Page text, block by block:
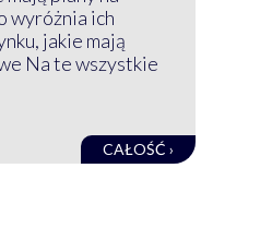
wyróżnia ich
jakie mają
Na te wszystkie
CAŁOŚĆ ›